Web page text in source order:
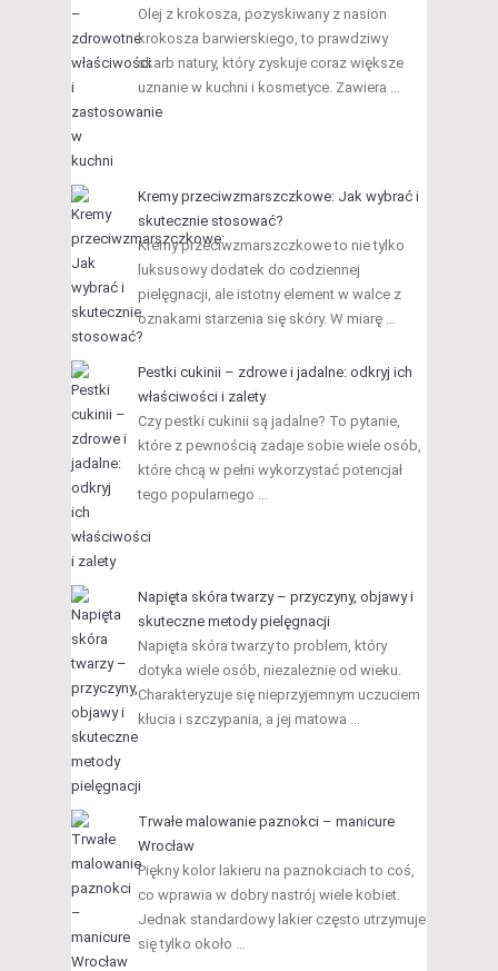
Olej z krokosza, pozyskiwany z nasion
krokosza barwierskiego, to prawdziwy
skarb natury, który zyskuje coraz większe
uznanie w kuchni i kosmetyce. Zawiera …
Kremy przeciwzmarszczkowe: Jak wybrać i
skutecznie stosować?
Kremy przeciwzmarszczkowe to nie tylko
luksusowy dodatek do codziennej
pielęgnacji, ale istotny element w walce z
oznakami starzenia się skóry. W miarę …
Pestki cukinii – zdrowe i jadalne: odkryj ich
właściwości i zalety
Czy pestki cukinii są jadalne? To pytanie,
które z pewnością zadaje sobie wiele osób,
które chcą w pełni wykorzystać potencjał
tego popularnego …
Napięta skóra twarzy – przyczyny, objawy i
skuteczne metody pielęgnacji
Napięta skóra twarzy to problem, który
dotyka wiele osób, niezależnie od wieku.
Charakteryzuje się nieprzyjemnym uczuciem
kłucia i szczypania, a jej matowa …
Trwałe malowanie paznokci – manicure
Wrocław
Piękny kolor lakieru na paznokciach to coś,
co wprawia w dobry nastrój wiele kobiet.
Jednak standardowy lakier często utrzymuje
się tylko około …